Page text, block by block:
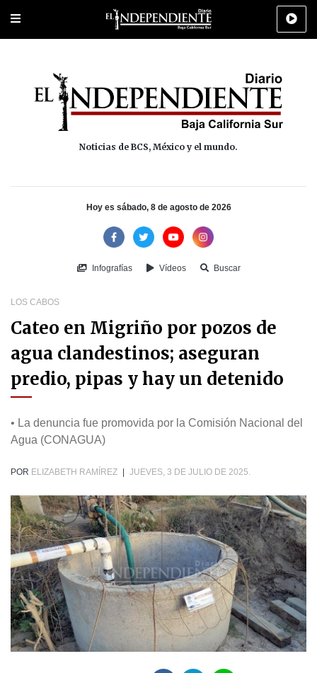
Portada Los Cabos Policiaca Deportes Cultura
Noticias de BCS, México y el mundo.
Hoy es sábado, 8 de agosto de 2026
Infografías Vídeos Buscar
LOS CABOS
Cateo en Migriño por pozos de
agua clandestinos; aseguran
predio, pipas y hay un detenido
• La denuncia fue promovida por la Comisión Nacional del
Agua (CONAGUA)
POR ELIZABETH RAMÍREZ JUEVES, 3 DE JULIO DE 2025.